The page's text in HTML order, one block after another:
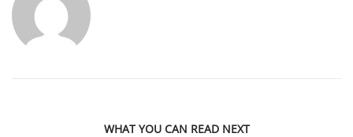
WHAT YOU CAN READ NEXT